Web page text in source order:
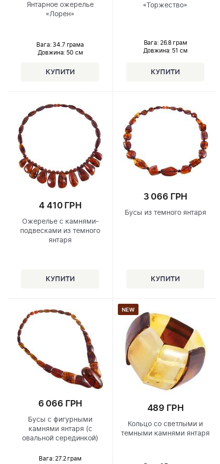
Янтарное ожерелье
«Лорен»
Вага: 34.7 грама
Довжина: 50 см
«Торжество»
Вага: 26.8 грам
Довжина: 51 см
4 410 ГРН
Ожерелье с камнями-
подвесками из темного
янтаря
3 066 ГРН
Бусы из темного янтаря
6 066 ГРН
Бусы с фигурными
камнями янтаря (с
овальной серединкой)
Вага: 27.2 грам
NEW
489 ГРН
Кольцо со светлыми и
темными камнями янтаря